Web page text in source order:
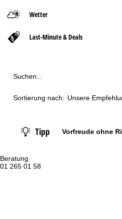
Beratung
01 265 01 58
Wetter
Last-Minute & Deals
Suchen...
Sortierung nach: Unsere
Tipp Vorfreude ohne